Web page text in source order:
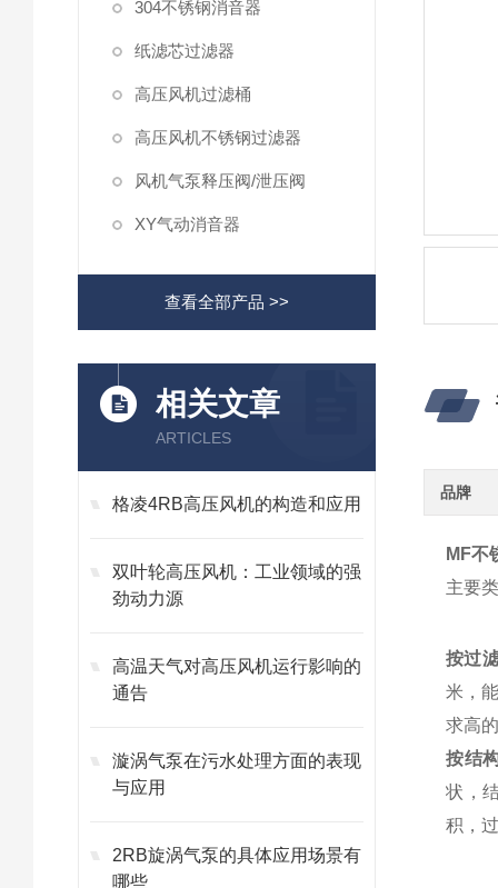
304不锈钢消音器
纸滤芯过滤器
高压风机过滤桶
高压风机不锈钢过滤器
风机气泵释压阀/泄压阀
XY气动消音器
查看全部产品 >>
相关文章
ARTICLES
格凌4RB高压风机的构造和应用
双叶轮高压风机：工业领域的强
劲动力源
高温天气对高压风机运行影响的
通告
漩涡气泵在污水处理方面的表现
与应用
2RB旋涡气泵的具体应用场景有
哪些
品牌
MF不
主要
按过
米，
求高
按结
状，
积，